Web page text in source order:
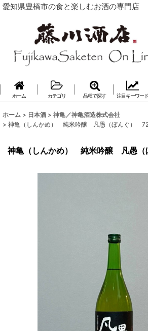
愛知県豊橋市の食と楽しむお酒の専門店
ホーム カテゴリ 品種で探す 注目キーワード
ホーム > 日本酒 > 神亀／神亀酒造株式会社
> 神亀（しんかめ） 純米吟醸 凡愚（ぼんぐ）
神亀（しんかめ） 純米吟醸 凡愚